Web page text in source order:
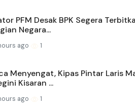
PFM Desak BPK Segera
Negara...
ago 1
Menyengat, Kipas Pintar Laris
Kisaran ...
ago 1